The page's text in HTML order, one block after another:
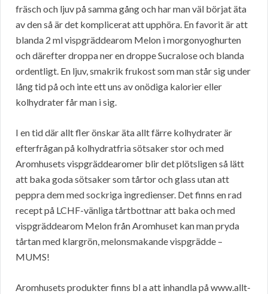
fräsch och ljuv på samma gång och har man väl börjat äta
av den så är det komplicerat att upphöra. En favorit är att
blanda 2 ml vispgräddearom Melon i morgonyoghurten
och därefter droppa ner en droppe Sucralose och blanda
ordentligt. En ljuv, smakrik frukost som man står sig under
lång tid på och inte ett uns av onödiga kalorier eller
kolhydrater får man i sig.
I en tid där allt fler önskar äta allt färre kolhydrater är
efterfrågan på kolhydratfria sötsaker stor och med
Aromhusets vispgräddearomer blir det plötsligen så lätt
att baka goda sötsaker som tårtor och glass utan att
peppra dem med sockriga ingredienser. Det finns en rad
recept på LCHF-vänliga tårtbottnar att baka och med
vispgräddearom Melon från Aromhuset kan man pryda
tårtan med klargrön, melonsmakande vispgrädde –
MUMS!
Aromhusets produkter finns bl a att inhandla på www.allt-